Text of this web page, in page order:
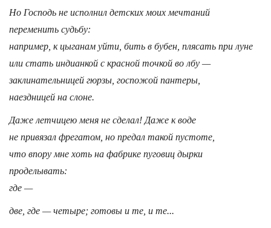
Но Господь не исполнил детских моих мечтаний
переменить судьбу:
например, к цыганам уйти, бить в бубен, плясать при луне
или стать индианкой с красной точкой во лбу —
заклинательницей гюрзы, госпожой пантеры,
наездницей на слоне.
Даже летчицею меня не сделал! Даже к воде
не привязал фрегатом, но предал такой пустоте,
что впору мне хоть на фабрике пуговиц дырки
проделывать:
где —
две, где — четыре; готовы и те, и те...